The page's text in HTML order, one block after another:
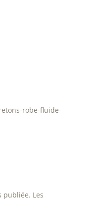
robe-fluide-
publiée. Les